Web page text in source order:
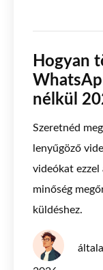
Hogyan
nélkül
Szeretnéd
lenyűgöző
videókat
minőség
küldéshez.